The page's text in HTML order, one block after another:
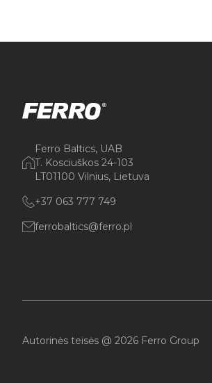
Ferro Baltics, UAB
T. Kosciuškos 24-103
LT01100 Vilnius, Lietuva
+37 063 777 749
ferrobaltics@ferro.pl
Autorinės teisės @ 2026 Ferro Group